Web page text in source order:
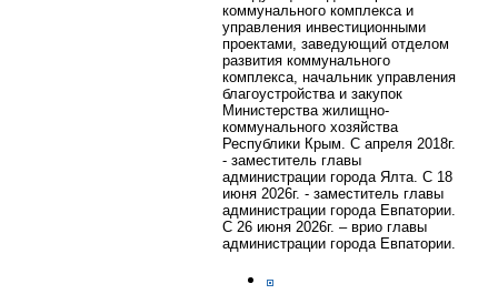
коммунального комплекса и
управления инвестиционными
проектами, заведующий отделом
развития коммунального
комплекса, начальник управления
благоустройства и закупок
Министерства жилищно-
коммунального хозяйства
Республики Крым. С апреля 2018г.
- заместитель главы
администрации города Ялта. С 18
июня 2026г. - заместитель главы
администрации города Евпатории.
С 26 июня 2026г. – врио главы
администрации города Евпатории.